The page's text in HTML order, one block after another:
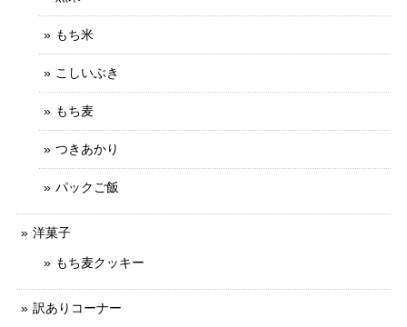
もち米
こしいぶき
もち麦
つきあかり
パックご飯
洋菓子
もち麦クッキー
訳ありコーナー